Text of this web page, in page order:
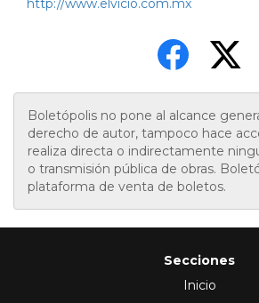
http://www.elvicio.com.mx
Boletópolis no pone al alcance
derecho de autor, tampoco hace
realiza directa o indirectamente
o transmisión pública de obras.
plataforma de venta de boletos.
Secciones
Inicio